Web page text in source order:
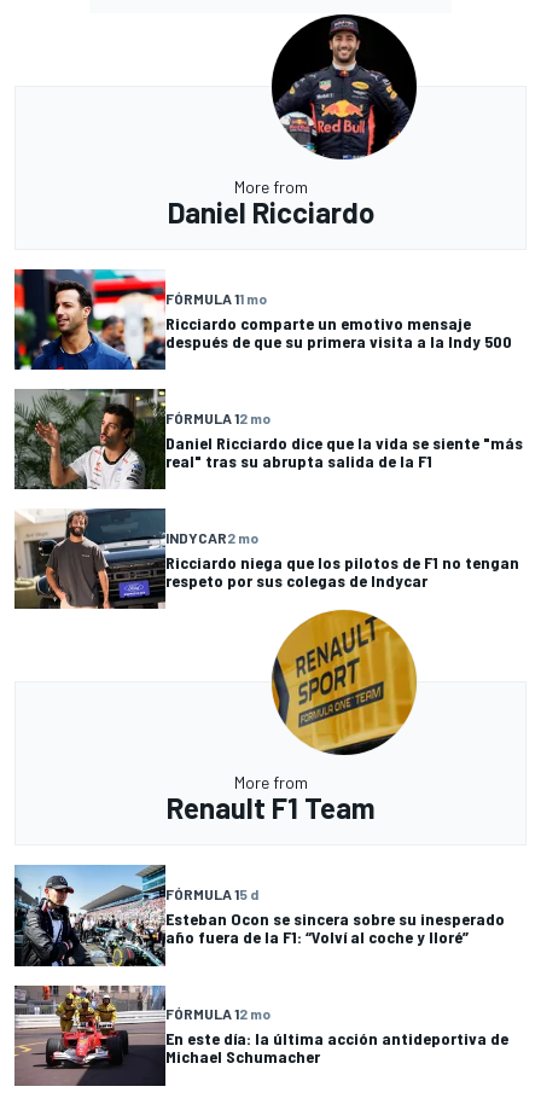
More from
Daniel Ricciardo
FÓRMULA 11 mo
Ricciardo comparte un emotivo mensaje
después de que su primera visita a la Indy 500
FÓRMULA 12 mo
Daniel Ricciardo dice que la vida se siente "más
real" tras su abrupta salida de la F1
INDYCAR2 mo
Ricciardo niega que los pilotos de F1 no tengan
respeto por sus colegas de Indycar
More from
Renault F1 Team
FÓRMULA 15 d
Esteban Ocon se sincera sobre su inesperado
año fuera de la F1: “Volví al coche y lloré”
FÓRMULA 12 mo
En este día: la última acción antideportiva de
Michael Schumacher